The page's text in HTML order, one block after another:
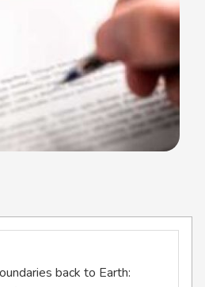
back to Earth: